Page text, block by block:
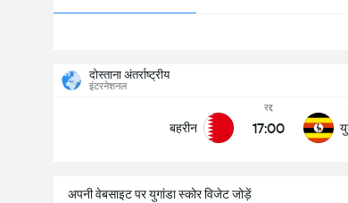
दोस्ताना अंतर्राष्ट्रीय
इंटरनेशनल
बहरीन
रद्द
17:00
अपनी वेबसाइट पर युगांडा स्कोर विजेट जोड़ें